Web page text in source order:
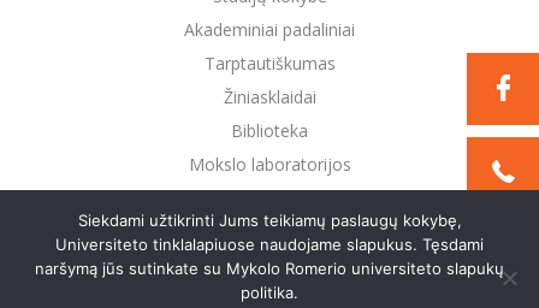
Akademiniai padaliniai
Tarptautiškumas
Žiniasklaidai
Biblioteka
Mokslo laboratorijos
Privatumo politika
©2021 Mykolo Romerio universitetas. Visos teisės
Siekdami užtikrinti Jums teikiamų paslaugų kokybę,
Universiteto tinklalapiuose naudojame slapukus. Tęsdami
naršymą jūs sutinkate su Mykolo Romerio universiteto slapukų
politika.